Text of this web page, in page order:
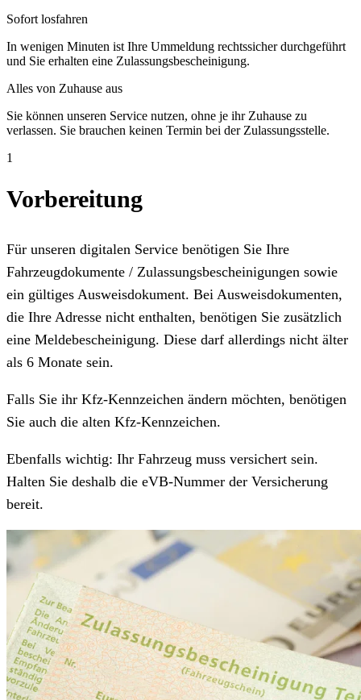
Sofort losfahren
In wenigen Minuten ist Ihre Ummeldung rechtssicher durchgeführt
und Sie erhalten eine Zulassungsbescheinigung.
Alles von Zuhause aus
Sie können unseren Service nutzen, ohne je ihr Zuhause zu
verlassen. Sie brauchen keinen Termin bei der Zulassungsstelle.
1
Vorbereitung
Für unseren digitalen Service benötigen Sie Ihre
Fahrzeugdokumente / Zulassungsbescheinigungen sowie
ein gültiges Ausweisdokument. Bei Ausweisdokumenten,
die Ihre Adresse nicht enthalten, benötigen Sie zusätzlich
eine Meldebescheinigung. Diese darf allerdings nicht älter
als 6 Monate sein.
Falls Sie ihr Kfz-Kennzeichen ändern möchten, benötigen
Sie auch die alten Kfz-Kennzeichen.
Ebenfalls wichtig: Ihr Fahrzeug muss versichert sein.
Halten Sie deshalb die eVB-Nummer der Versicherung
bereit.